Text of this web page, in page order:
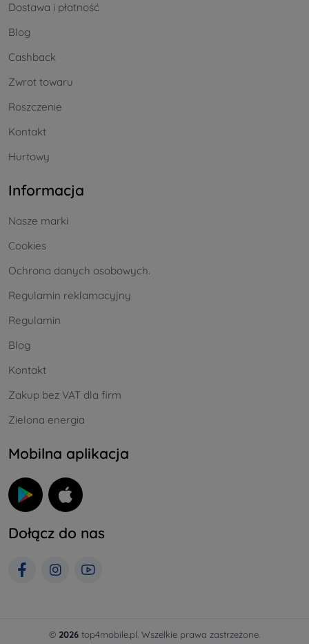
Dostawa i płatność
Blog
Cashback
Zwrot towaru
Roszczenie
Kontakt
Hurtowy
Informacja
Nasze marki
Cookies
Ochrona danych osobowych.
Regulamin reklamacyjny
Regulamin
Blog
Kontakt
Zakup bez VAT dla firm
Zielona energia
Mobilna aplikacja
Dołącz do nas
© 2026 top4mobile.pl. Wszelkie prawa zastrzeżone.